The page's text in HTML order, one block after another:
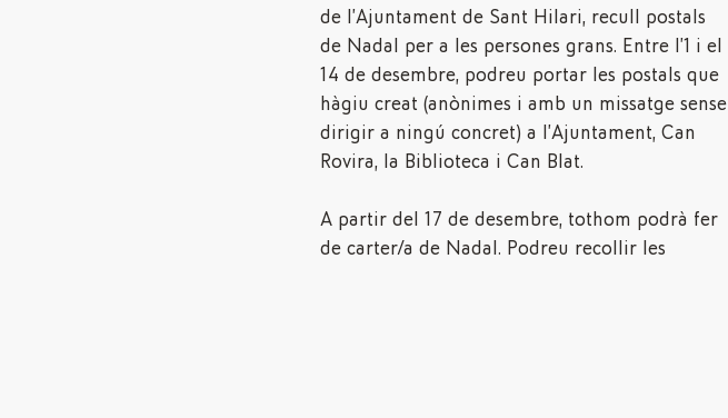
de l’Ajuntament de Sant Hilari, recull postals
de Nadal per a les persones grans. Entre l’1 i el
14 de desembre, podreu portar les postals que
hàgiu creat (anònimes i amb un missatge sense
dirigir a ningú concret) a l’Ajuntament, Can
Rovira, la Biblioteca i Can Blat.
A partir del 17 de desembre, tothom podrà fer
de carter/a de Nadal. Podreu recollir les